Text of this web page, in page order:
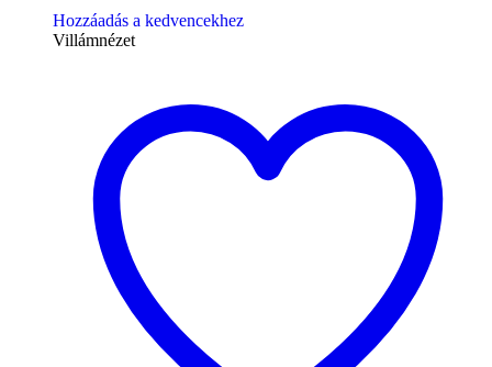
Hozzáadás a kedvencekhez
Villámnézet